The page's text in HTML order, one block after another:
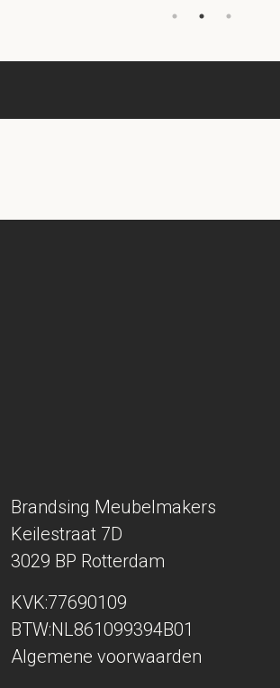
Brandsing Meubelmakers
Keilestraat 7D
3029 BP Rotterdam
KVK:77690109
BTW:NL861099394B01
Algemene voorwaarden